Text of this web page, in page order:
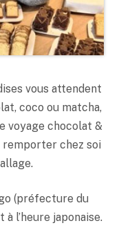
vous attendent
coco ou matcha,
voyage chocolat &
chez soi
(préfecture du
l’heure japonaise.